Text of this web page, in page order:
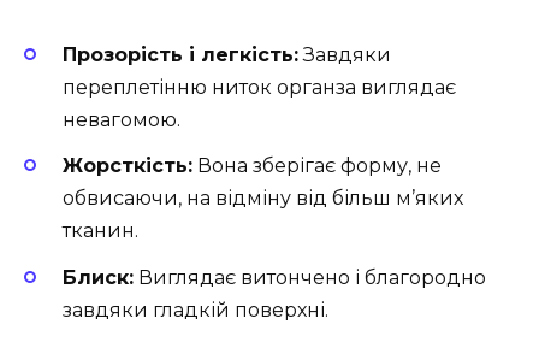
Прозорість і легкість:Завдяки
переплетінню ниток органза виглядає
невагомою.
Жорсткість: Вона зберігає форму, не
обвисаючи, на відміну від більш м’яких
тканин.
Блиск: Виглядає витончено і благородно
завдяки гладкій поверхні.